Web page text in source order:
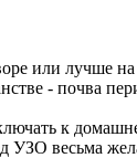
или лучше
- почва
к
весьма